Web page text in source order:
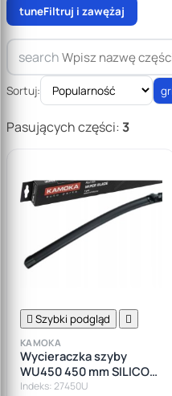
tuneFiltruj i zawężaj
search
Sortuj:
Pasujących części:3
 Szybki podgląd 
KAMOKA
Wycieraczka szyby
WU450 450 mm SILICON
LINE PŁASKA
Indeks: 27450U